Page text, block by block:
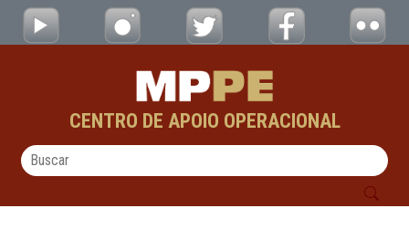
Pular para o Conteúdo principal
MPPE recebe sugestões da sociedade e
CENTRO DE APOIO OPERACIONAL